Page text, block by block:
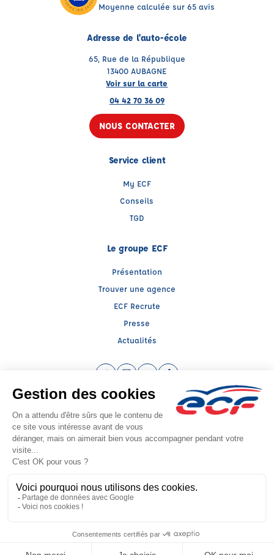
Moyenne calculée sur 65 avis
Adresse de l'auto-école
65, Rue de la République
13400 AUBAGNE
Voir sur la carte
04 42 70 36 09
NOUS CONTACTER
Service client
My ECF
Conseils
TGD
Le groupe ECF
Présentation
Trouver une agence
ECF Recrute
Presse
Actualités
Facebook (nouvelle fenêtre)
Instagram (nouvelle fenêtre)
YouTube (nouvelle fenêtre)
TikTok (nouvelle fenêtre)
Raison sociale : SUD PREVENTION SECURITE GRAND PUBLIC - Capital social:
20000€
SIREN: 814514188 - Numéro de TVA intracommunautaire: FR 80 538154212
Agrément n°E2001300020